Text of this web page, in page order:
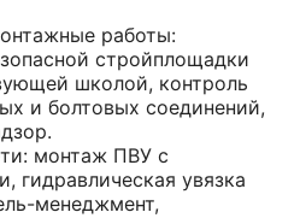
работы:
стройплощадки
школой, контроль
и болтовых соединений,
монтаж ПВУ с
гидравлическая увязка
менеджмент,